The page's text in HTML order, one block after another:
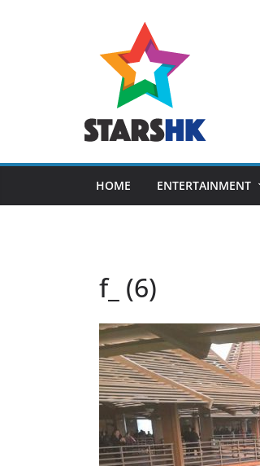
HOME ENTERTAINMENT
f_ (6)